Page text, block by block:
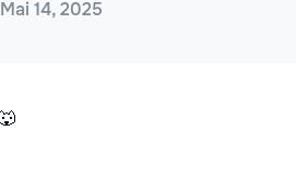
Mai 14, 2025